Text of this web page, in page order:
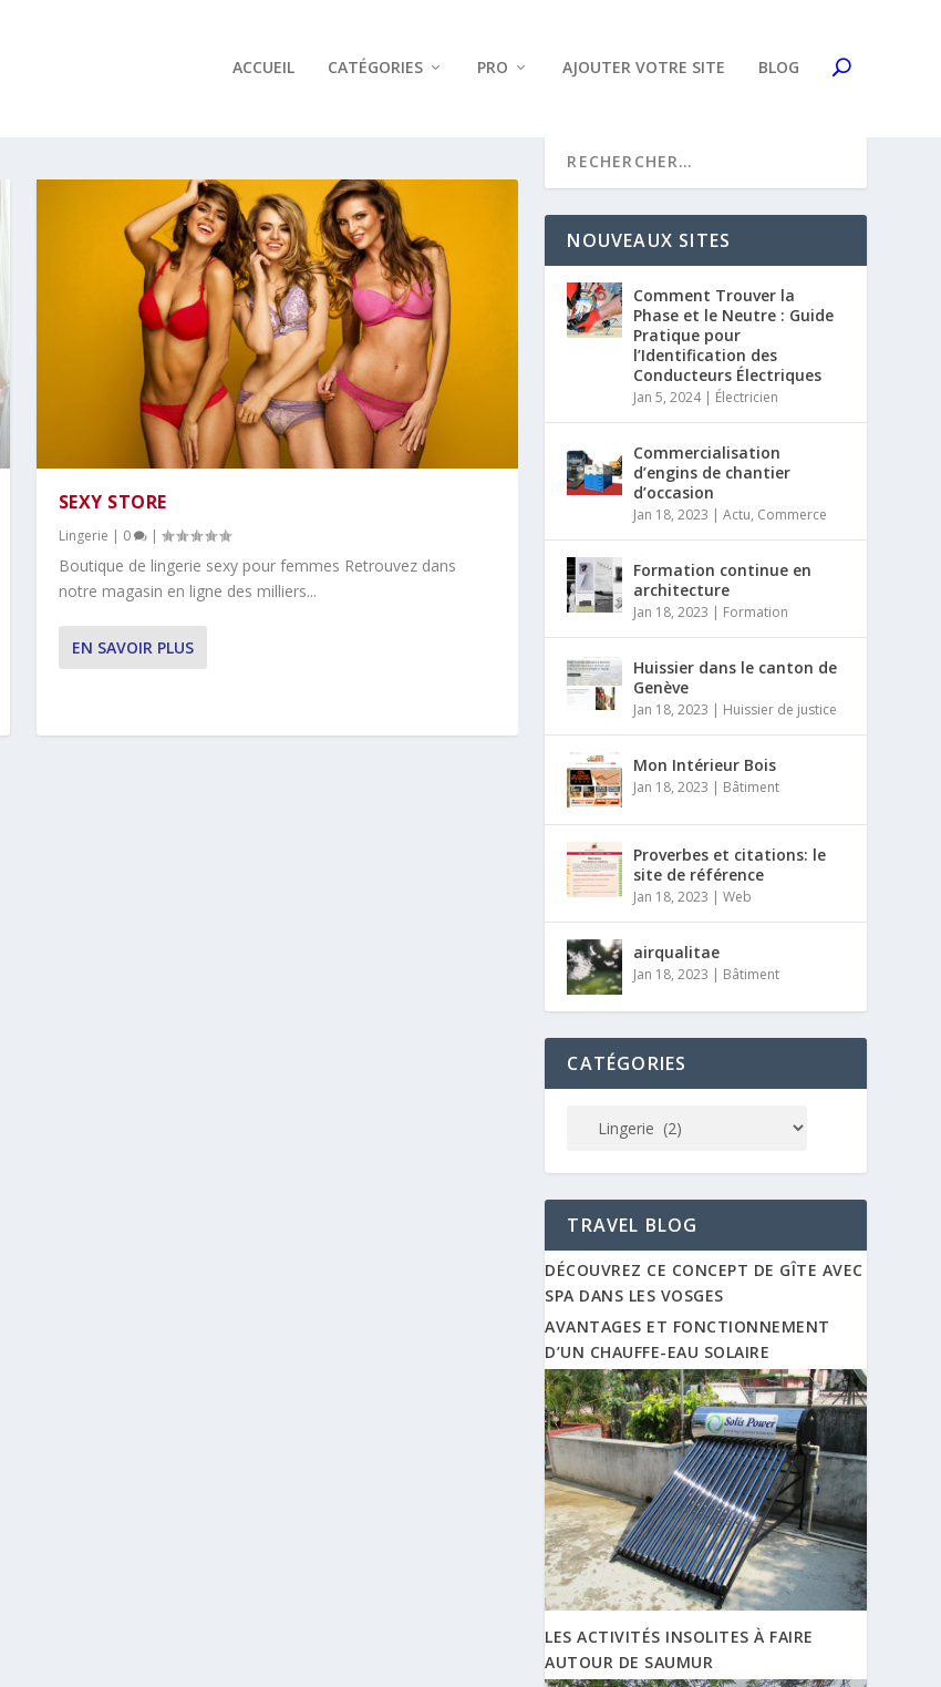
ACCUEIL CATÉGORIES PRO AJOUTER VOTRE SITE BLOG
SEXY STORE
Lingerie | 0 |
Boutique de lingerie sexy pour femmes Retrouvez dans
notre magasin en ligne des milliers...
EN SAVOIR PLUS
NOUVEAUX SITES
Comment Trouver la
Phase et le Neutre : Guide
Pratique pour
l’Identification des
Conducteurs Électriques
Jan 5, 2024| Électricien
Commercialisation
d’engins de chantier
d’occasion
Jan 18, 2023 |Actu, Commerce
Formation continue en
architecture
Jan 18, 2023 | Formation
Huissier dans le canton de
Genève
Jan 18, 2023 | Huissier de justice
Mon Intérieur Bois
Jan 18, 2023 | Bâtiment
Proverbes et citations: le
site de référence
Jan 18, 2023 |Web
airqualitae
Jan 18, 2023 | Bâtiment
CATÉGORIES
TRAVEL BLOG
DÉCOUVREZ CE CONCEPT DE GÎTE AVEC
SPA DANS LES VOSGES
AVANTAGES ET FONCTIONNEMENT
D’UN CHAUFFE-EAU SOLAIRE
LES ACTIVITÉS INSOLITES À FAIRE
AUTOUR DE SAUMUR